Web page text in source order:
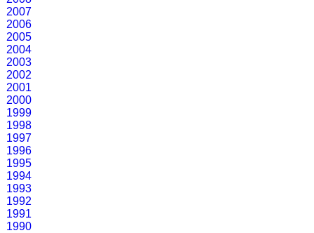
2007
2006
2005
2004
2003
2002
2001
2000
1999
1998
1997
1996
1995
1994
1993
1992
1991
1990